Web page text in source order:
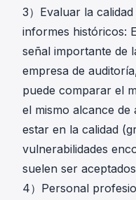
3）Evaluar la
informes históricos:
señal importante de
empresa de
puede comparar el
el mismo alcance de
estar en la calidad
vulnerabilidades
suelen ser
4）Personal